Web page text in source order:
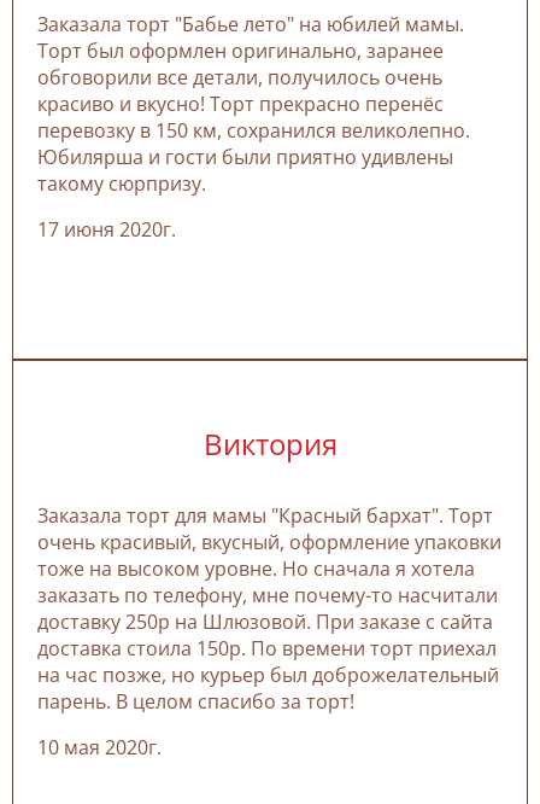
Заказала торт "Бабье лето" на юбилей мамы.
Торт был оформлен оригинально, заранее
обговорили все детали, получилось очень
красиво и вкусно! Торт прекрасно перенёс
перевозку в 150 км, сохранился великолепно.
Юбилярша и гости были приятно удивлены
такому сюрпризу.
17 июня 2020г.
Виктория
Заказала торт для мамы "Красный бархат". Торт
очень красивый, вкусный, оформление упаковки
тоже на высоком уровне. Но сначала я хотела
заказать по телефону, мне почему-то насчитали
доставку 250р на Шлюзовой. При заказе с сайта
доставка стоила 150р. По времени торт приехал
на час позже, но курьер был доброжелательный
парень. В целом спасибо за торт!
10 мая 2020г.